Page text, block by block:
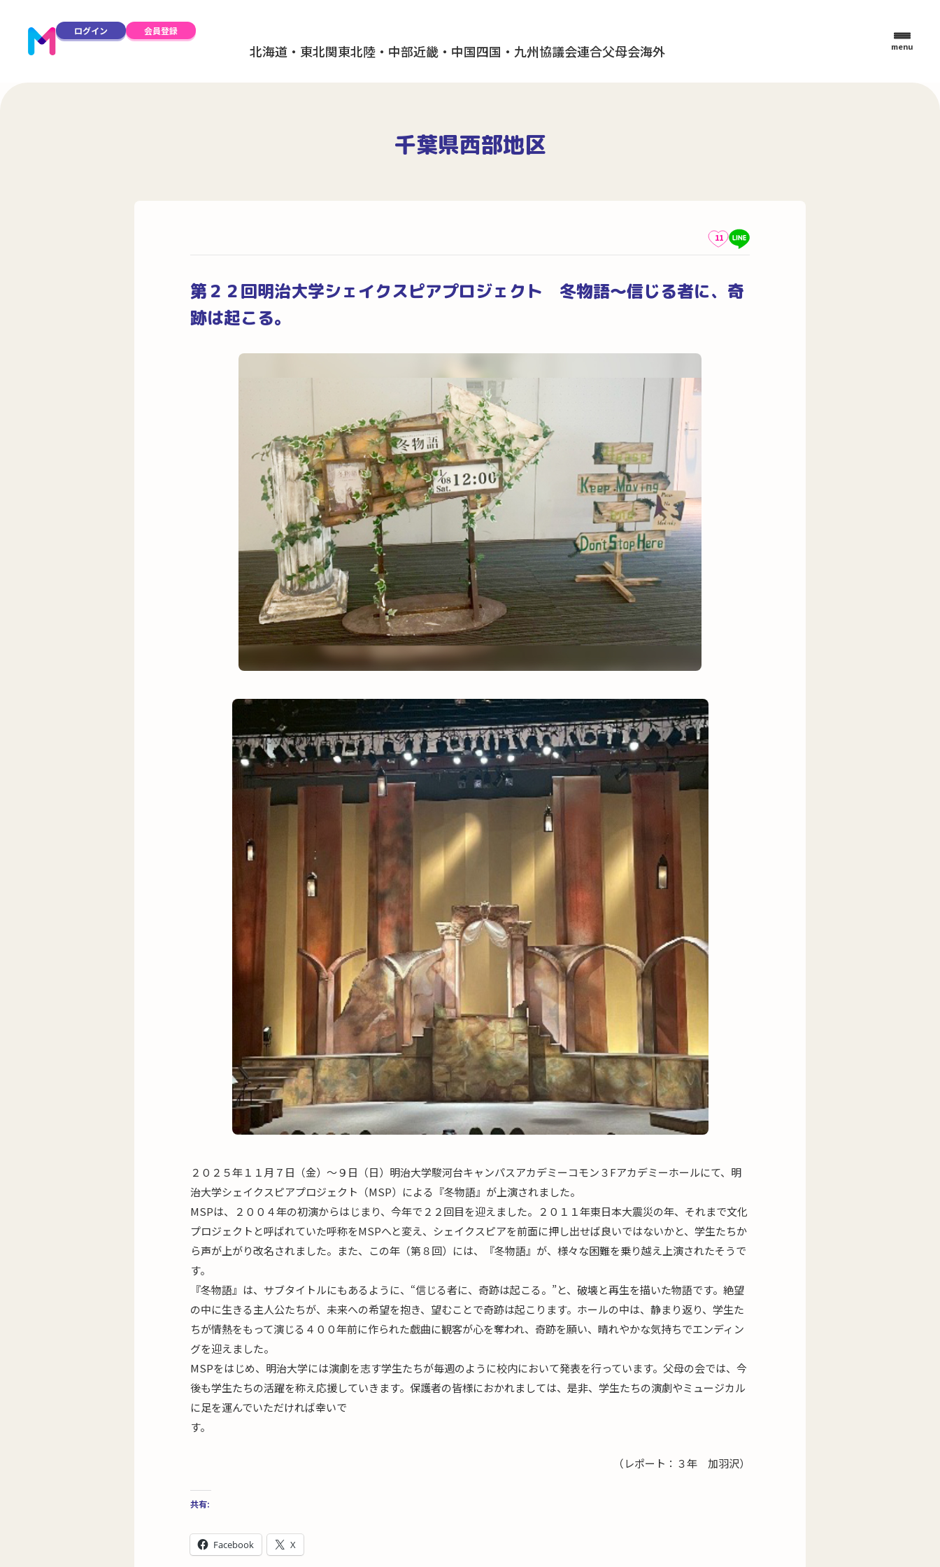
ログイン 会員登録
北海道・東北関東北陸・中部近畿・中国四国・九州協議会連合父母会海外 menu
千葉県西部地区
11
第２２回明治大学シェイクスピアプロジェクト 冬物語～信じる者に、奇
跡は起こる。
２０２５年１１月７日（金）～９日（日）明治大学駿河台キャンパスアカデミーコモン３Fアカデミーホールにて、明
治大学シェイクスピアプロジェクト（MSP）による『冬物語』が上演されました。
MSPは、２００４年の初演からはじまり、今年で２２回目を迎えました。２０１１年東日本大震災の年、それまで文化
プロジェクトと呼ばれていた呼称をMSPへと変え、シェイクスピアを前面に押し出せば良いではないかと、学生たちか
ら声が上がり改名されました。また、この年（第８回）には、『冬物語』が、様々な困難を乗り越え上演されたそうで
す。
『冬物語』は、サブタイトルにもあるように、“信じる者に、奇跡は起こる。”と、破壊と再生を描いた物語です。絶望
の中に生きる主人公たちが、未来への希望を抱き、望むことで奇跡は起こります。ホールの中は、静まり返り、学生た
ちが情熱をもって演じる４００年前に作られた戯曲に観客が心を奪われ、奇跡を願い、晴れやかな気持ちでエンディン
グを迎えました。
MSPをはじめ、明治大学には演劇を志す学生たちが毎週のように校内において発表を行っています。父母の会では、今
後も学生たちの活躍を称え応援していきます。保護者の皆様におかれましては、是非、学生たちの演劇やミュージカル
に足を運んでいただければ幸いで
す。
（レポート：３年 加羽沢）
共有:
Facebook X